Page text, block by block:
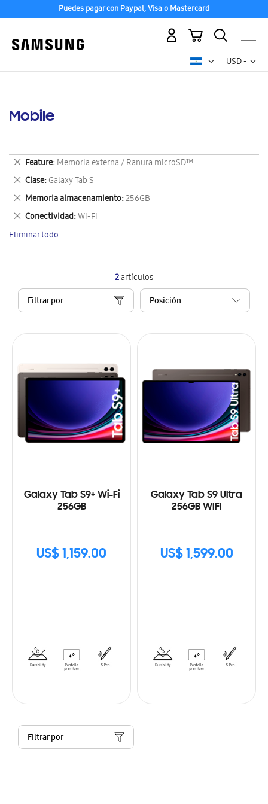
Puedes pagar con Paypal, Visa o Mastercard
USD -
dólar
Mi carrito
Mobile
2artículos
Filtrar por
Galaxy Tab S9+ Wi-Fi
256GB
US$ 1,159.00
Galaxy Tab S9 Ultra
256GB WIFI
US$ 1,599.00
Filtrar por
Feature Memoria externa / Ranura microSD™
Eliminar
este
artículo
Clase Galaxy Tab S
Eliminar
este
artículo
Memoria almacenamiento 256GB
Eliminar
este
artículo
Conectividad Wi-Fi
Eliminar
este
artículo
Eliminar todo